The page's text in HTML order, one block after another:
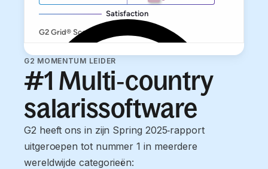
G2 MOMENTUM LEIDER
#1 Multi‑country
salarissoftware
G2 heeft ons in zijn Spring 2025‑rapport
uitgeroepen tot nummer 1 in meerdere
wereldwijde categorieën: